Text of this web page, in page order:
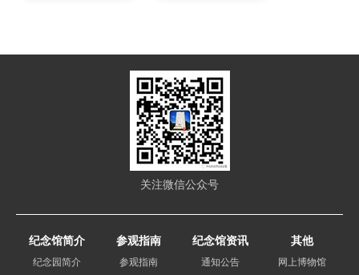
关注微信公众号
纪念馆简介
纪念园简介
参观指南
参观指南
纪念馆资讯
通知公告
其他
网上博物馆